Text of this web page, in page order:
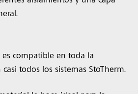
es compatible en toda la
todos los sistemas StoTherm.